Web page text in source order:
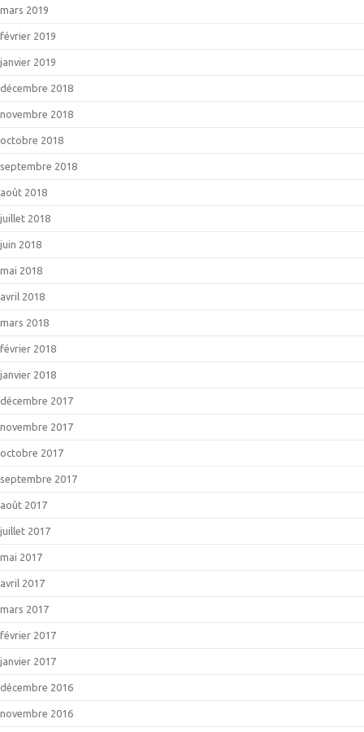
mars 2019
février 2019
janvier 2019
décembre 2018
novembre 2018
octobre 2018
septembre 2018
août 2018
juillet 2018
juin 2018
mai 2018
avril 2018
mars 2018
février 2018
janvier 2018
décembre 2017
novembre 2017
octobre 2017
septembre 2017
août 2017
juillet 2017
mai 2017
avril 2017
mars 2017
février 2017
janvier 2017
décembre 2016
novembre 2016